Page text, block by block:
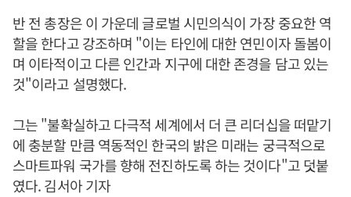
반 전 총장은 이 가운데 글로벌 시민의식이 가장 중요한 역
할을 한다고 강조하며 "이는 타인에 대한 연민이자 돌봄이
며 이타적이고 다른 인간과 지구에 대한 존경을 담고 있는
것"이라고 설명했다.
그는 "불확실하고 다극적 세계에서 더 큰 리더십을 떠맡기
에 충분할 만큼 역동적인 한국의 밝은 미래는 궁극적으로
스마트파워 국가를 향해 전진하도록 하는 것이다"고 덧붙
였다. 김서아 기자